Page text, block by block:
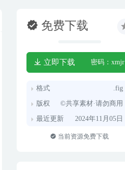
免费下载
立即下载 密码：xmjr
格式 .fig
版权 ©共享素材·请勿商用
最近更新 2024年11月05日
当前资源免费下载